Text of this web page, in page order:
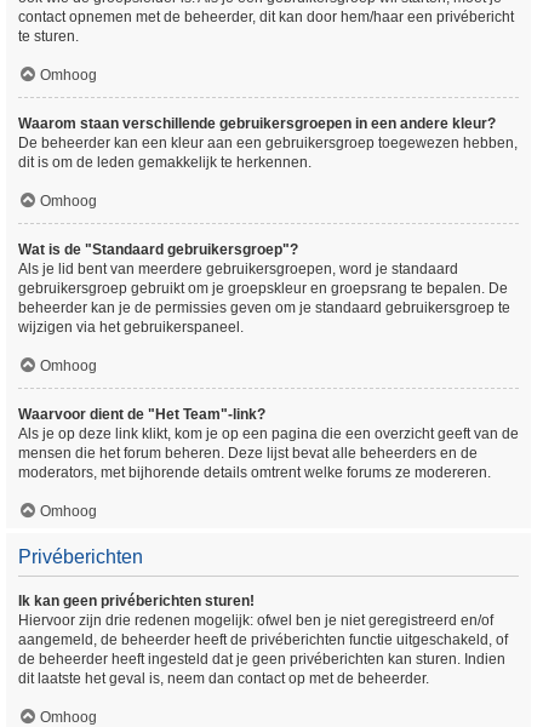
contact opnemen met de beheerder, dit kan door hem/haar een privébericht
te sturen.
Omhoog
Waarom staan verschillende gebruikersgroepen in een andere kleur?
De beheerder kan een kleur aan een gebruikersgroep toegewezen hebben,
dit is om de leden gemakkelijk te herkennen.
Omhoog
Wat is de "Standaard gebruikersgroep"?
Als je lid bent van meerdere gebruikersgroepen, word je standaard
gebruikersgroep gebruikt om je groepskleur en groepsrang te bepalen. De
beheerder kan je de permissies geven om je standaard gebruikersgroep te
wijzigen via het gebruikerspaneel.
Omhoog
Waarvoor dient de "Het Team"-link?
Als je op deze link klikt, kom je op een pagina die een overzicht geeft van de
mensen die het forum beheren. Deze lijst bevat alle beheerders en de
moderators, met bijhorende details omtrent welke forums ze modereren.
Omhoog
Privéberichten
Ik kan geen privéberichten sturen!
Hiervoor zijn drie redenen mogelijk: ofwel ben je niet geregistreerd en/of
aangemeld, de beheerder heeft de privéberichten functie uitgeschakeld, of
de beheerder heeft ingesteld dat je geen privéberichten kan sturen. Indien
dit laatste het geval is, neem dan contact op met de beheerder.
Omhoog